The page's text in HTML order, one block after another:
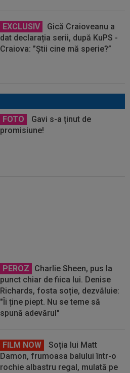
EXCLUSIV
Gică Craioveanu a
dat declarația serii, după KuPS -
Craiova: ”Știi cine mă sperie?”
FOTO
Gavi s-a ținut de
promisiune!
PEROZ
Charlie Sheen, pus la
punct chiar de fiica lui. Denise
Richards, fosta soție, dezvăluie:
"Îi ține piept. Nu se teme să
spună adevărul"
FILM NOW
Soția lui Matt
Damon, frumoasa balului într-o
rochie albastru regal, mulată pe